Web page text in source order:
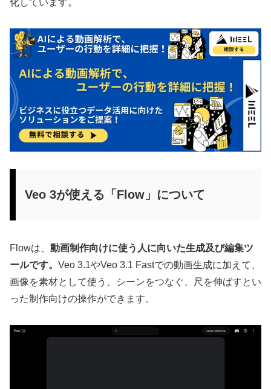
化しています。
Veo 3が使える「Flow」について
Flowは、 動画制作向けに使う人に向いた生成及び編集ツ
ールです。 Veo 3.1やVeo 3.1 Fastでの動画生成に加えて、
画像を素材として使う、シーンをつなぐ、尺を伸ばすとい
った制作向けの操作ができます。